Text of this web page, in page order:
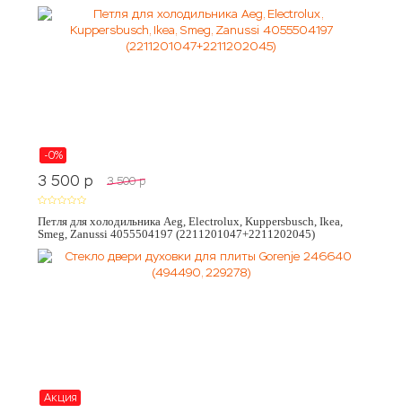
-0%
3 500 p 3 500 p
Петля для холодильника Aeg, Electrolux, Kuppersbusch, Ikea,
Smeg, Zanussi 4055504197 (2211201047+2211202045)
Акция